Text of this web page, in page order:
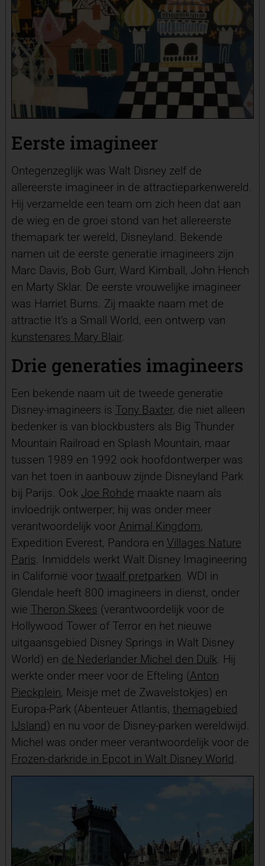
Eerste imagineer
Ontegenzeglijk was Walt Disney zelf de
allereerste imagineer in de attractieparkenwereld.
Hij verzamelde een team om zich heen dat aan
de wieg en de groei stond van het allereerste
themapark ter wereld, Disneyland. Bekende
namen uit de eerste generatie imagineers zijn
Marc Davis, Bob Gurr, Ward Kimball, John Hench
en Marty Sklar. De eerste vrouwelijke imagineer
was Harriet Burns. Zij maakte naam met de
attractie It’s a Small World, een ontwerp van
kunstenares Mary Blair.
Drie generaties imagineers
Een bekende naam uit de tweede generatie
Disney-imagineers is Tony Baxter, die niet alleen
bedenker is van blockbusters als Big Thunder
Mountain Railroad en Splash Mountain, maar
tussen 1989 en 1992 ook hoofdontwerper was
van het toen in aanbouw zijnde Disneyland Park
bij Parijs. Ook Joe Rohde maakte naam als
invloedrijk ontwerper; hij was onder meer
verantwoordelijk voor Animal Kingdom,
Expedition Everest, Pandora en Villages Nature
Paris. Inmiddels werkt Walt Disney Imagineering
in Californië voor twaalf pretparken. WDI in
Glendale heeft 800 imagineers in dienst, onder
wie Theron Skees (verantwoordelijk voor de
Hollywood Tower of Terror en het nieuwe
uitgaansgebied Disney Springs in Walt Disney
World) en de Nederlander Michel den Dulk. Hij
werkte onder meer voor de Efteling (Anton
Pieckplein, Meisje met de Zwavelstokjes) en
Europa-Park (Abenteuer Atlantis, themagebied
IJsland) en nu voor de Disney-parken wereldwijd.
Michel was onder meer verantwoordelijk voor de
Frozen-darkride in Epcot in Walt Disney World.